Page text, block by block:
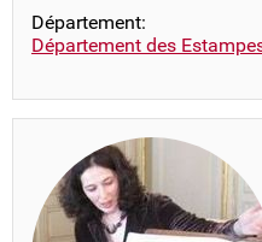
Département:
Département des